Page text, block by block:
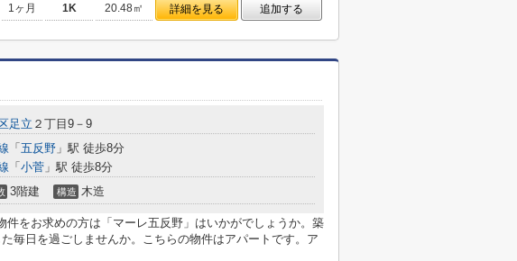
1ヶ月 1K 20.48㎡ 詳細を見る 追加する
足立 ２丁目9－9
「 五反野 」駅 徒歩8分
「 小菅 」駅 徒歩8分
3階建 構造 木造
件をお求めの方は「マーレ五反野」はいかがでしょうか。築
毎日を過ごしませんか。こちらの物件はアパートです。ア